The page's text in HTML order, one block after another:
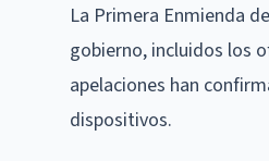
La Primera Enmienda
gobierno, incluidos los
apelaciones han
dispositivos.